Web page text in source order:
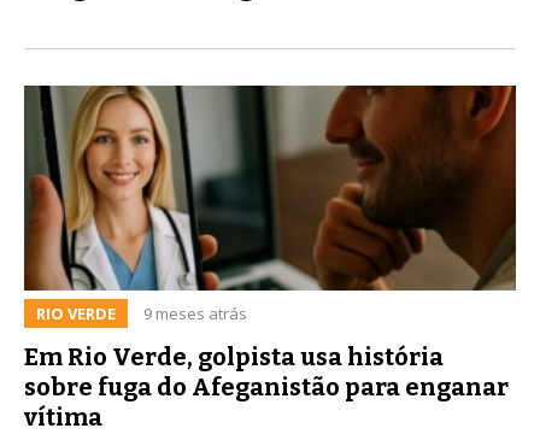
RIO VERDE 9 meses atrás
Em Rio Verde, golpista usa história
sobre fuga do Afeganistão para enganar
vítima